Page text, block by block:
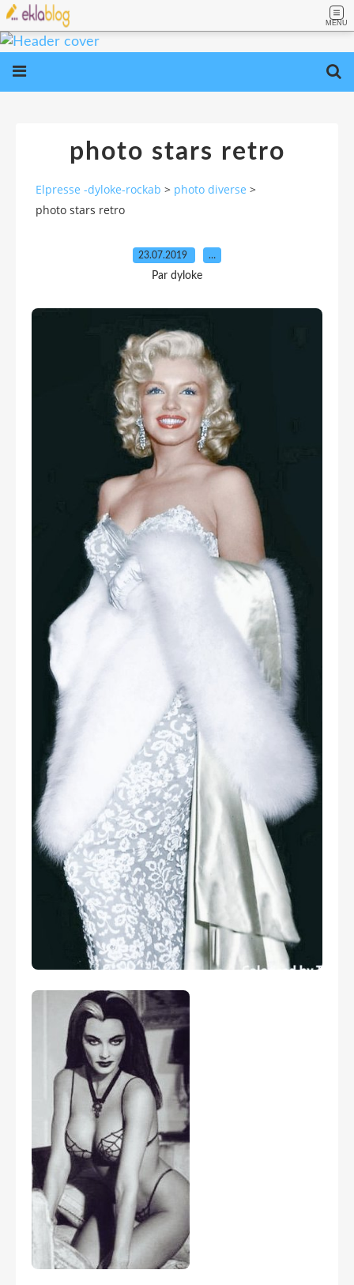
MENU
photo stars retro
Elpresse -dyloke-rockab > photo diverse >
photo stars retro
23.07.2019 …
Par dyloke